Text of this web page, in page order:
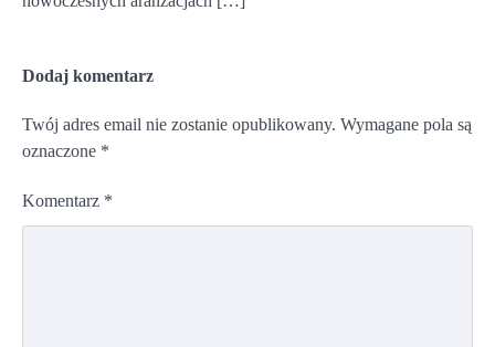
Dodaj komentarz
Twój adres email nie zostanie opublikowany. Wymagane pola są
oznaczone *
Komentarz *